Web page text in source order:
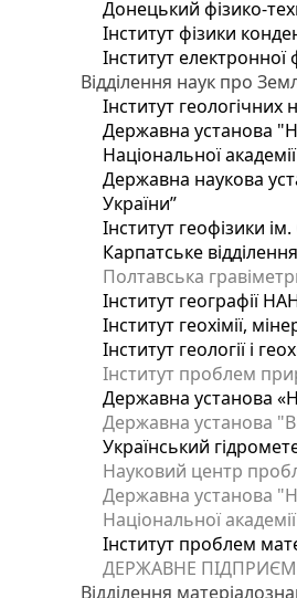
Донецький фізико-
Інститут фізики
Інститут електронної
Відділення наук про
Інститут
Державна установа
Національної
Державна наукова
України”
Інститут геофізики
Карпатське
Полтавська
Інститут географії
Інститут геохімії,
Інститут геології і
Інститут проблем
Державна установа
Державна установа
Український
Науковий центр
Державна установа
Національної
Інститут проблем
ДЕРЖАВНЕ
Відділення